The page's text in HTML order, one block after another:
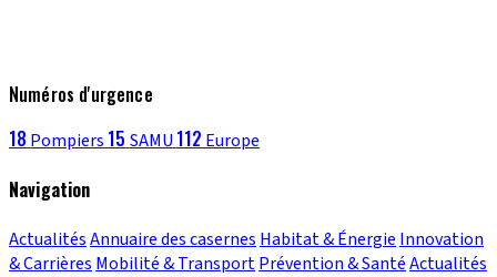
Numéros d'urgence
18 Pompiers 15 SAMU 112 Europe
Navigation
ActualitésAnnuaire des casernes Habitat & Énergie Innovation
& Carrières Mobilité & TransportPrévention & SantéActualités